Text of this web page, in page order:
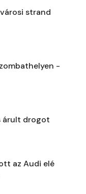
strand
-
árult drogot
az Audi elé